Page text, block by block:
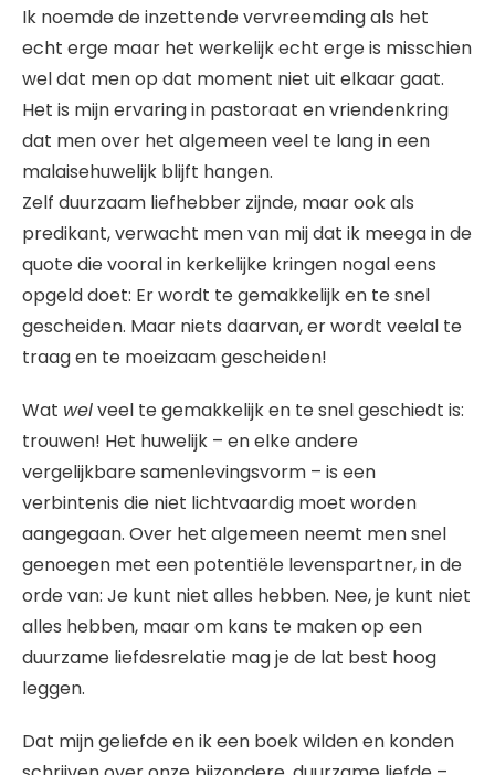
Ik noemde de inzettende vervreemding als het
echt erge maar het werkelijk echt erge is misschien
wel dat men op dat moment niet uit elkaar gaat.
Het is mijn ervaring in pastoraat en vriendenkring
dat men over het algemeen veel te lang in een
malaisehuwelijk blijft hangen.
Zelf duurzaam liefhebber zijnde, maar ook als
predikant, verwacht men van mij dat ik meega in de
quote die vooral in kerkelijke kringen nogal eens
opgeld doet: Er wordt te gemakkelijk en te snel
gescheiden. Maar niets daarvan, er wordt veelal te
traag en te moeizaam gescheiden!
Wat welveel te gemakkelijk en te snel geschiedt is:
trouwen! Het huwelijk – en elke andere
vergelijkbare samenlevingsvorm – is een
verbintenis die niet lichtvaardig moet worden
aangegaan. Over het algemeen neemt men snel
genoegen met een potentiële levenspartner, in de
orde van: Je kunt niet alles hebben. Nee, je kunt niet
alles hebben, maar om kans te maken op een
duurzame liefdesrelatie mag je de lat best hoog
leggen.
Dat mijn geliefde en ik een boek wilden en konden